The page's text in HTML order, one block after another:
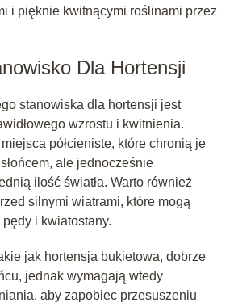
i pięknie kwitnącymi roślinami przez
Dla Hortensji
stanowiska dla hortensji jest
wzrostu i kwitnienia.
półcieniste, które chronią je
ale jednocześnie
ilość światła. Warto również
silnymi wiatrami, które mogą
i kwiatostany.
jak hortensja bukietowa, dobrze
jednak wymagają wtedy
aby zapobiec przesuszeniu